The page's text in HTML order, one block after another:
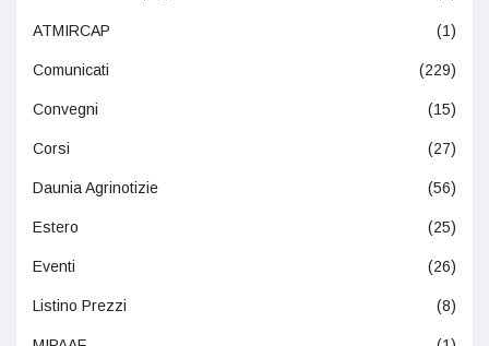
ATMIRCAP (1)
Comunicati (229)
Convegni (15)
Corsi (27)
Daunia Agrinotizie (56)
Estero (25)
Eventi (26)
Listino Prezzi (8)